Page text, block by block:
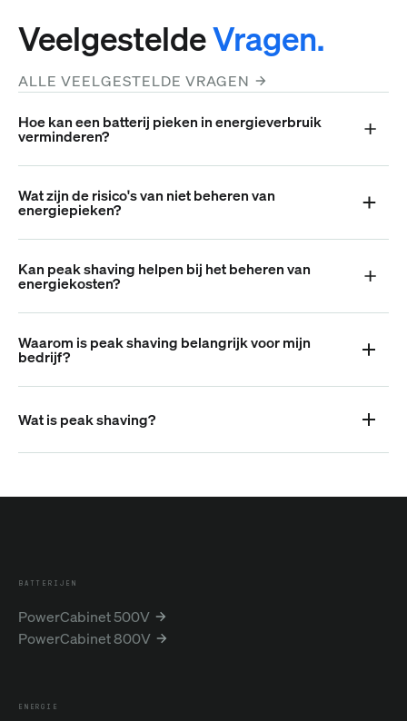
VeelgesteldeVragen.
ALLE VEELGESTELDE VRAGEN
Hoe kan een batterij pieken in energieverbruik
verminderen?
Wat zijn de risico's van niet beheren van
energiepieken?
Kan peak shaving helpen bij het beheren van
energiekosten?
Waarom is peak shaving belangrijk voor mijn
bedrijf?
Wat is peak shaving?
BATTERIJEN
PowerCabinet 500V
PowerCabinet 800V
ENERGIE